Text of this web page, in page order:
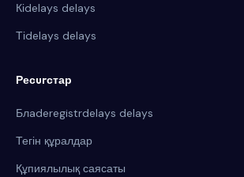
Кіdelays delays
Тіdelays delays
Ресurстар
Блaderegistrdelays delays
Тегін құралдар
Құпиялылық саясаты